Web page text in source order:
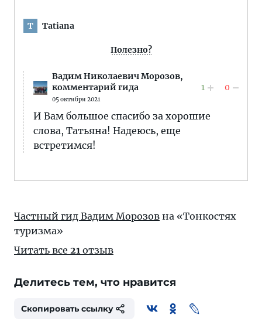
T Tatiana
Полезно?
Вадим Николаевич Морозов,
комментарий гида
05 октября 2021
1 0
И Вам большое спасибо за хорошие
слова, Татьяна! Надеюсь, еще
встретимся!
Частный гид Вадим Морозов на «Тонкостях
туризма»
Читать все 21 отзыв
Делитесь тем, что нравится
Скопировать ссылку